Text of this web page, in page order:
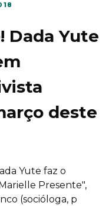
Dada Yute
deste
Yute faz o
Presente",
(socióloga, p